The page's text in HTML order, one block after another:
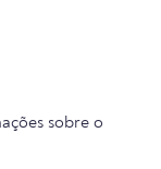
sobre o